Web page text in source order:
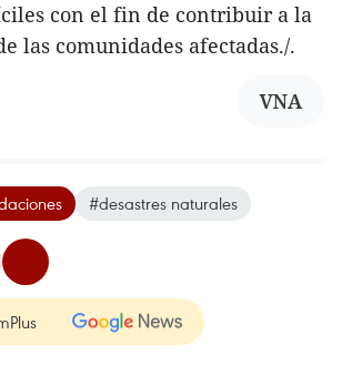
con el fin de contribuir a la
las comunidades afectadas./.
VNA
#desastres naturales